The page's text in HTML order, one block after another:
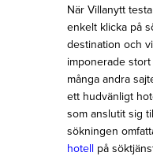
När Villanytt
enkelt klicka på
destination och
imponerade
många andra
ett hudvänligt
som anslutit sig
sökningen
hotell på